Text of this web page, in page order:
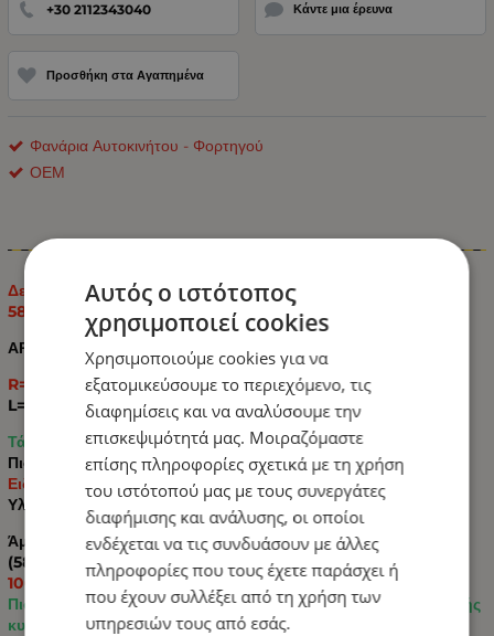
+30 2112343040 Κάντε μια έρευνα
Προσθήκη στα Αγαπημένα
Φανάρια Αυτοκινήτου - Φορτηγού
ΟΕΜ
Δεξί Φανάρι LED για Φορτηγό IVECO STRALIS OEM:
5801571745
ΑΡΙΘΜΟΣ ΚΑΕ
R= 5801571745
L= 5801571746
Τάση 24v
Πιστοποίηση CCC,ISO9000,EMARK
Ειδικά Χαρακτηριστικά Φώτα ημέρας/Φλας
Υλικό PP/ABS/PC
Άμεση αντικατάσταση με τους αρχικούς αριθμούς OE
(5801571745 RH / 5801571746 LH)
100% συμβατό με φορτηγά IVECO STRALIS
Πιστοποιημένο E-Mark για συμμόρφωση με τις οδηγίες οδικής
κυκλοφορίας της ΕΕ
Αυτός ο ιστότοπος
χρησιμοποιεί cookies
Χρησιμοποιούμε cookies για να
εξατομικεύσουμε το περιεχόμενο, τις
διαφημίσεις και να αναλύσουμε την
επισκεψιμότητά μας. Μοιραζόμαστε
επίσης πληροφορίες σχετικά με τη χρήση
του ιστότοπού μας με τους συνεργάτες
διαφήμισης και ανάλυσης, οι οποίοι
ενδέχεται να τις συνδυάσουν με άλλες
πληροφορίες που τους έχετε παράσχει ή
που έχουν συλλέξει από τη χρήση των
υπηρεσιών τους από εσάς.